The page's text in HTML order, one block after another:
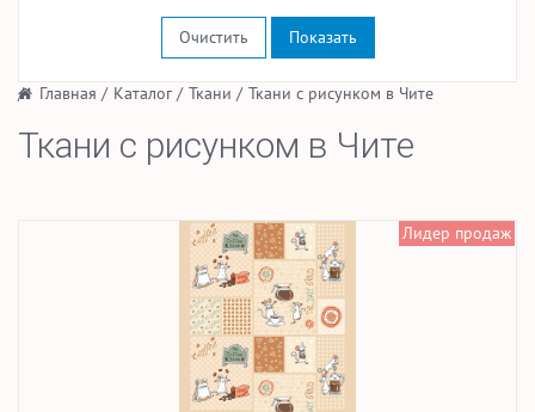
/ Главная / Каталог/ Ткани / Ткани с рисунком в Чите
Ткани с рисунком в Чите
Лидер продаж
Очистить